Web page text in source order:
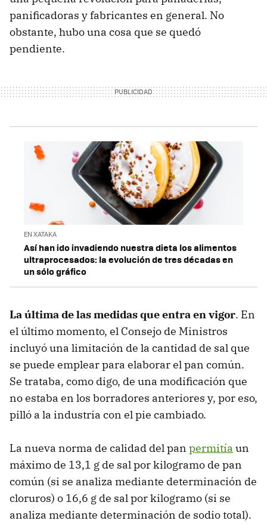
panificadoras y fabricantes en general. No
obstante, hubo una cosa que se quedó
pendiente.
EN XATAKA
Así han ido invadiendo nuestra dieta los alimentos
ultraprocesados: la evolución de tres décadas en
un sólo gráfico
La última de las medidas que entra en vigor. En
el último momento, el Consejo de Ministros
incluyó una limitación de la cantidad de sal que
se puede emplear para elaborar el pan común.
Se trataba, como digo, de una modificación que
no estaba en los borradores anteriores y, por eso,
pilló a la industria con el pie cambiado.
La nueva norma de calidad del pan permitía un
máximo de 13,1 g de sal por kilogramo de pan
común (si se analiza mediante determinación de
cloruros) o 16,6 g de sal por kilogramo (si se
analiza mediante determinación de sodio total).